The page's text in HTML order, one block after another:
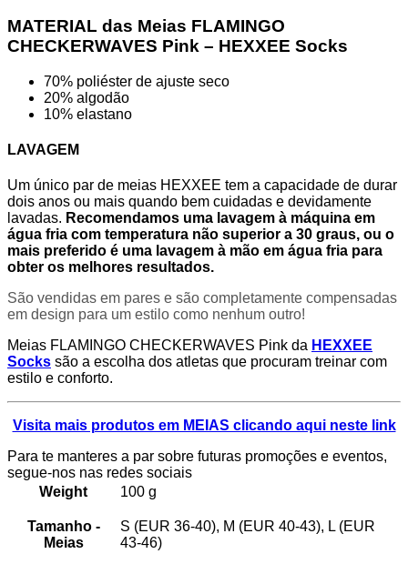
MATERIAL das Meias FLAMINGO
CHECKERWAVES Pink – HEXXEE Socks
70% poliéster de ajuste seco
20% algodão
10% elastano
LAVAGEM
Um único par de meias HEXXEE tem a capacidade de durar
dois anos ou mais quando bem cuidadas e devidamente
lavadas. Recomendamos uma lavagem à máquina em
água fria com temperatura não superior a 30 graus, ou o
mais preferido é uma lavagem à mão em água fria para
obter os melhores resultados.
São vendidas em pares e são completamente compensadas
em design para um estilo como nenhum outro!
Meias FLAMINGO CHECKERWAVES Pink da HEXXEE
Socks são a escolha dos atletas que procuram treinar com
estilo e conforto.
Visita mais produtos em MEIAS clicando aqui neste link
Para te manteres a par sobre futuras promoções e eventos,
segue-nos nas redes sociais
Weight
100 g
Tamanho -
Meias
S (EUR 36-40), M (EUR 40-43), L (EUR
43-46)